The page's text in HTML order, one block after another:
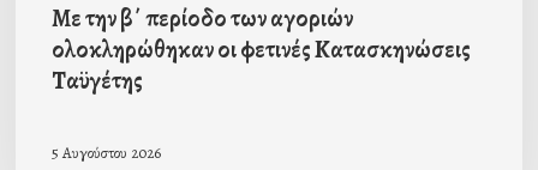
Με την β΄ περίοδο των αγοριών
ολοκληρώθηκαν οι φετινές Κατασκηνώσεις
Ταϋγέτης
5 Αυγούστου 2026